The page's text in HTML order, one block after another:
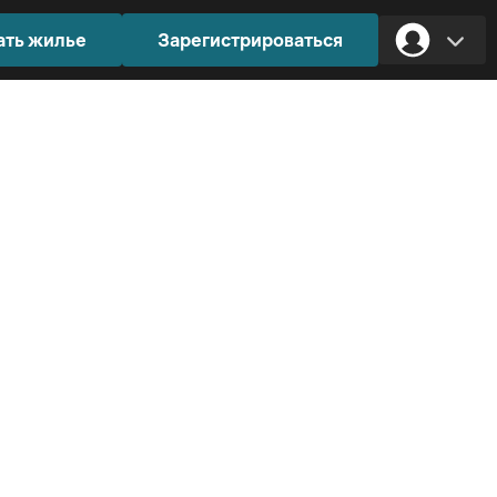
жилье Зарегистрироваться